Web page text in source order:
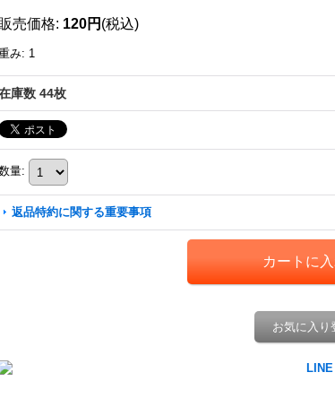
販売価格: 120円 (税込)
み: 1
庫数 44枚
量:
返品特約に関する重要事項
お気に入り